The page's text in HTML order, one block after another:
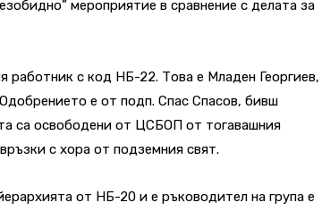
мероприятие в сравнение с делата за
с код НБ-22. Това е Младен Георгиев,
е от подп. Спас Спасов, бивш
са освободени от ЦСБОП от тогавашния
с хора от подземния свят.
от НБ-20 и е ръководител на група е